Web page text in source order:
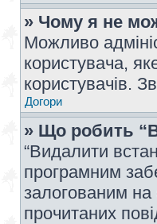
» Чому я не
Можливо
користувача,
користувачів.
Догори
» Що робить
“Видалити
програмним
залогованим на
прочитаних